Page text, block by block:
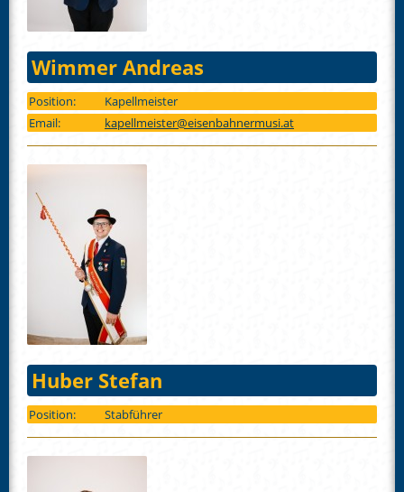
Wimmer Andreas
Position:
Kapellmeister
Email:
kapellmeister@eisenbahnermusi.at
Huber Stefan
Position: Stabführer